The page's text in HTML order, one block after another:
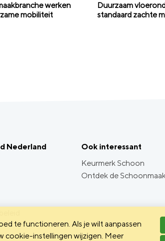
werken
mobiliteit
Duurzaam
standaard zachte
Nederland
Ook interessant
Keurmerk Schoon
Ontdek de
te functioneren. Als je wilt aanpassen
cookie-instellingen wijzigen. Meer